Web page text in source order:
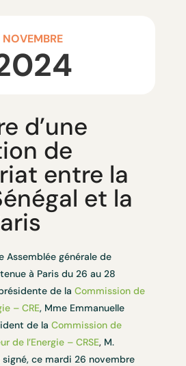
NOVEMBRE
d’une
de
entre la
et la
Assemblée générale de
tenue à Paris du 26 au 28
de la Commission de
– CRE, Mme Emmanuelle
de la Commission de
de l’Energie – CRSE, M.
ce mardi 26 novembre